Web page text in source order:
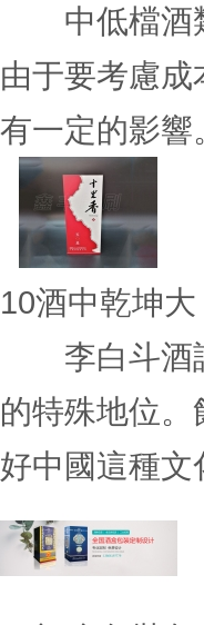
中低檔酒類
由于要考慮
有一定的影響
10酒中乾坤
李白斗酒詩
的特殊地位
好中國這種